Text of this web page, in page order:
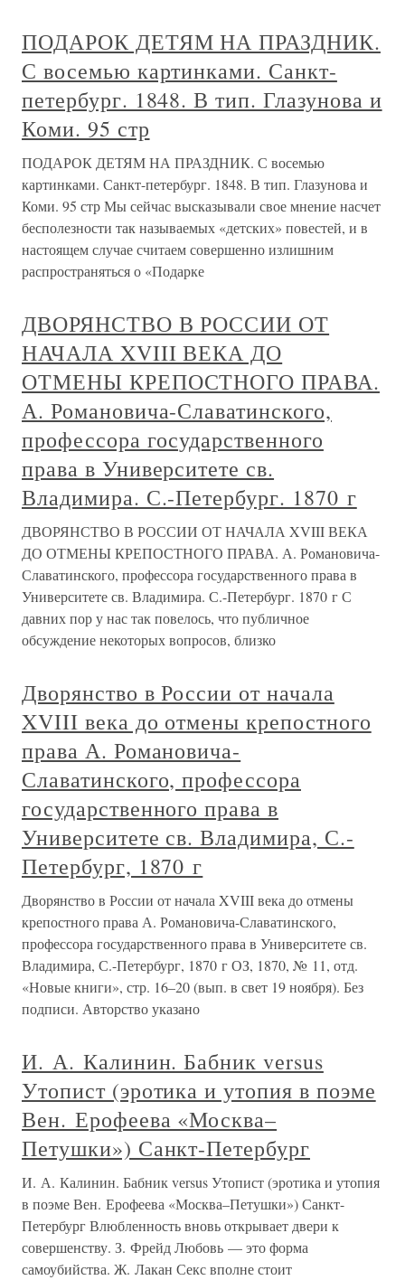
ПОДАРОК ДЕТЯМ НА ПРАЗДНИК.
С восемью картинками. Санкт-
петербург. 1848. В тип. Глазунова и
Коми. 95 стр
ПОДАРОК ДЕТЯМ НА ПРАЗДНИК. С восемью
картинками. Санкт-петербург. 1848. В тип. Глазунова и
Коми. 95 стр Мы сейчас высказывали свое мнение насчет
бесполезности так называемых «детских» повестей, и в
настоящем случае считаем совершенно излишним
распространяться о «Подарке
ДВОРЯНСТВО В РОССИИ ОТ
НАЧАЛА XVIII ВЕКА ДО
ОТМЕНЫ КРЕПОСТНОГО ПРАВА.
А. Романовича-Славатинского,
профессора государственного
права в Университете св.
Владимира. С.-Петербург. 1870 г
ДВОРЯНСТВО В РОССИИ ОТ НАЧАЛА XVIII ВЕКА
ДО ОТМЕНЫ КРЕПОСТНОГО ПРАВА. А. Романовича-
Славатинского, профессора государственного права в
Университете св. Владимира. С.-Петербург. 1870 г С
давних пор у нас так повелось, что публичное
обсуждение некоторых вопросов, близко
Дворянство в России от начала
XVIII века до отмены крепостного
права А. Романовича-
Славатинского, профессора
государственного права в
Университете св. Владимира, С.-
Петербург, 1870 г
Дворянство в России от начала XVIII века до отмены
крепостного права А. Романовича-Славатинского,
профессора государственного права в Университете св.
Владимира, С.-Петербург, 1870 г ОЗ, 1870, № 11, отд.
«Новые книги», стр. 16–20 (вып. в свет 19 ноября). Без
подписи. Авторство указано
И. А. Калинин. Бабник vеrsus
Утопист (эротика и утопия в поэме
Вен. Ерофеева «Москва–
Петушки») Санкт-Петербург
И. А. Калинин. Бабник vеrsus Утопист (эротика и утопия
в поэме Вен. Ерофеева «Москва–Петушки») Санкт-
Петербург Влюбленность вновь открывает двери к
совершенству. З. Фрейд Любовь — это форма
самоубийства. Ж. Лакан Секс вполне стоит